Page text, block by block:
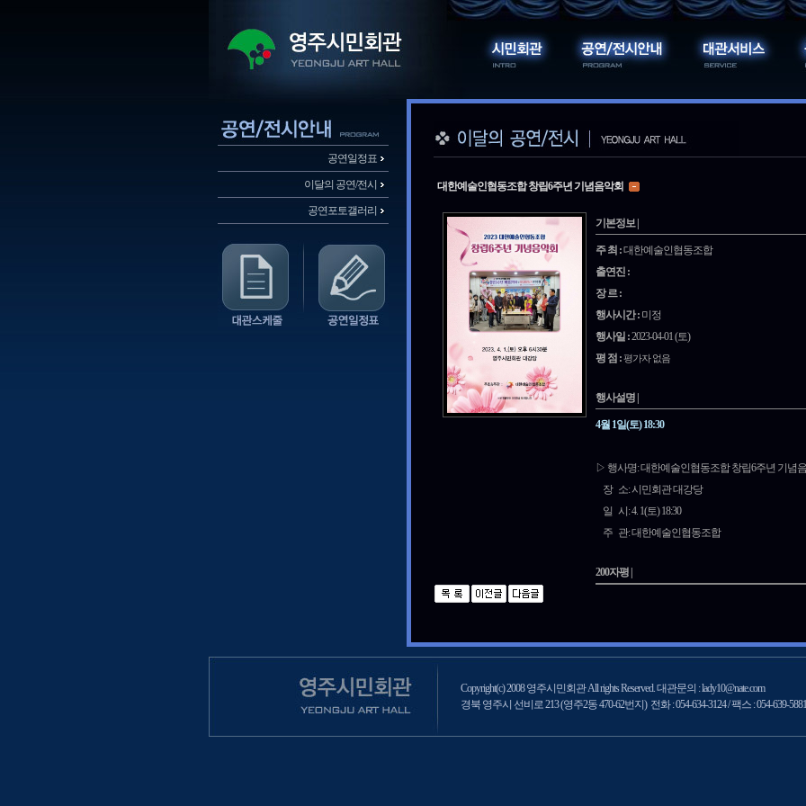
공연일정표
이달의 공연/전시
공연포토갤러리
대한예술인협동조합 창립6주년 기념음악회
기본정보 |
주 최 :대한예술인협동조합
출연진 :
장 르 :
행사시간 : 미정
행사일 :2023-04-01 (토)
평 점 :평가자 없음
행사설명 |
4월 1일(토) 18:30
▷ 행사명: 대한예술인협동조합 창립6주년 기념
장 소: 시민회관 대강당
일 시: 4. 1(토) 18:30
주 관: 대한예술인협동조합
200자평 |
Copyright(c) 2008 영주시민회관 All rights Reserved. 대관문의 : lady10@nate.com
경북 영주시 선비로 213 (영주2동 470-62번지) 전화 : 054-634-3124 / 팩스 : 054-639-5881